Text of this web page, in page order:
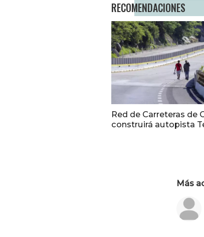
RECOMENDACIONES
Red de Carreteras de
construirá autopista
Más